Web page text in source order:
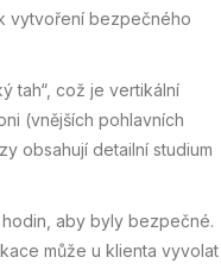
vytvoření bezpečného
tah“, což je vertikální
(vnějších pohlavních
obsahují detailní studium
hodin, aby byly bezpečné.
může u klienta vyvolat